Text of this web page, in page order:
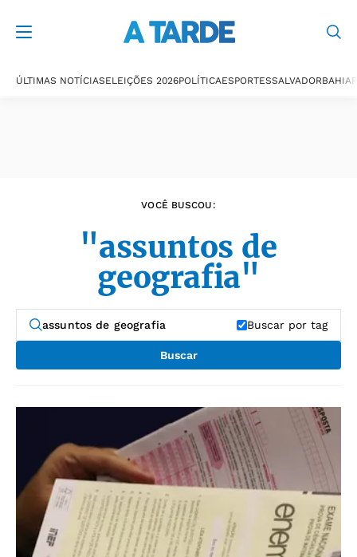
ÚLTIMAS NOTÍCIASELEIÇÕES 2026POLÍTICAESPORTESSALVADORBAHIA
VOCÊ BUSCOU:
"assuntos de
geografia"
Buscar por tag
Buscar